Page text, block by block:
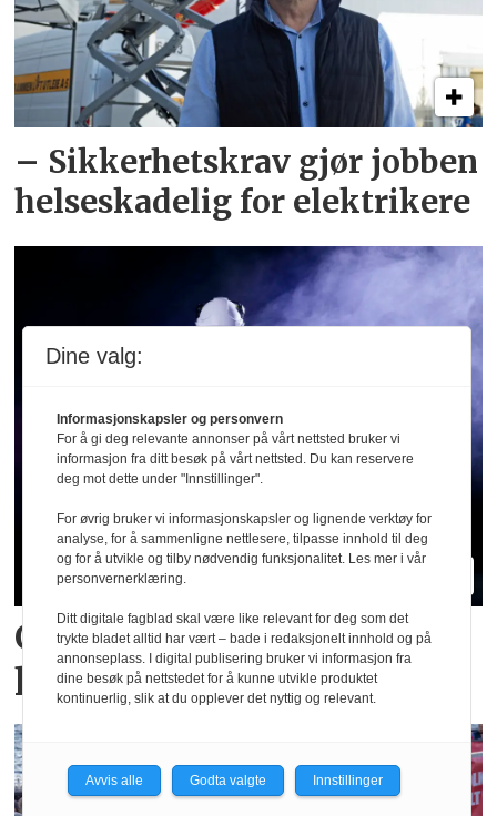
– Sikkerhets­krav gjør jobben
helseskadelig for elektrikere
Gjennombrudd for bære­
kraftig flamme­hemming
Dine valg:
Informasjonskapsler og personvern
For å gi deg relevante annonser på vårt nettsted bruker vi
informasjon fra ditt besøk på vårt nettsted. Du kan reservere
deg mot dette under "Innstillinger".
For øvrig bruker vi informasjonskapsler og lignende verktøy for
analyse, for å sammenligne nettlesere, tilpasse innhold til deg
og for å utvikle og tilby nødvendig funksjonalitet. Les mer i vår
personvernerklæring.
Ditt digitale fagblad skal være like relevant for deg som det
trykte bladet alltid har vært – bade i redaksjonelt innhold og på
annonseplass. I digital publisering bruker vi informasjon fra
dine besøk på nettstedet for å kunne utvikle produktet
kontinuerlig, slik at du opplever det nyttig og relevant.
Avvis alle Godta valgte Innstillinger